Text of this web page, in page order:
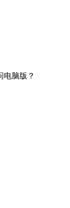
电脑版？